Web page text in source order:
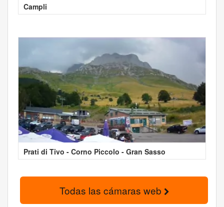
Campli
Prati di Tivo - Corno Piccolo - Gran Sasso
Todas las cámaras web